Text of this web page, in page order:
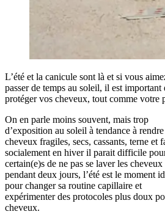
L’été et la canicule sont là et si vous
passer de temps au soleil, il est important
protéger vos cheveux, tout comme votre
On en parle moins souvent, mais trop
d’exposition au soleil à tendance à
cheveux fragiles, secs, cassants, terne et
socialement en hiver il parait difficile
certain(e)s de ne pas se laver les cheveux
pendant deux jours, l’été est le moment
pour changer sa routine capillaire et
expérimenter des protocoles plus doux
cheveux.